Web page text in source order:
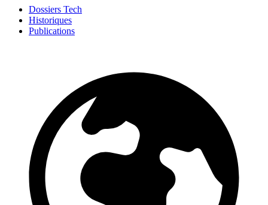
Dossiers Tech
Historiques
Publications